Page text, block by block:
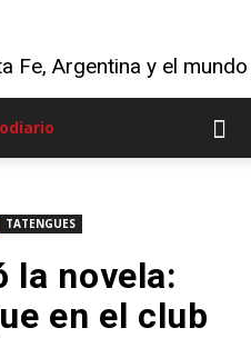
Fe, Argentina y el mundo
TATENGUES
la novela:
en el club